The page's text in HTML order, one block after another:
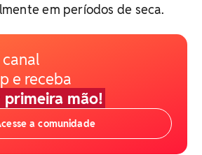
em períodos de seca.
e receba
primeira mão!
a comunidade